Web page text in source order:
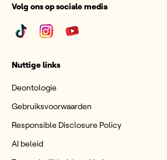
Volg ons op sociale media
Nuttige links
Deontologie
Gebruiksvoorwaarden
Responsible Disclosure Policy
AI beleid